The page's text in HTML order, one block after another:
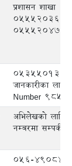
प्रशासन शाखा
055520369,
055520470
053550133
जानकारीका
Number
अभिलेखको लागि
नम्बरमा सम्पर्क
056-